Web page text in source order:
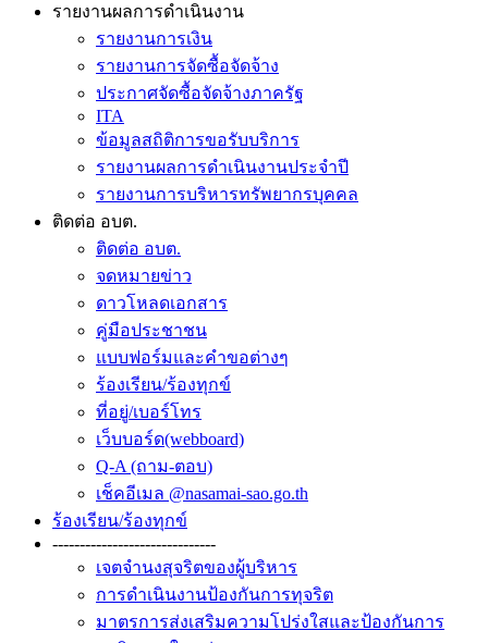
รายงานผลการดำเนินงาน
รายงานการเงิน
รายงานการจัดซื้อจัดจ้าง
ประกาศจัดซื้อจัดจ้างภาครัฐ
ITA
ข้อมูลสถิติการขอรับบริการ
รายงานผลการดำเนินงานประจำปี
รายงานการบริหารทรัพยากรบุคคล
ติดต่อ อบต.
ติดต่อ อบต.
จดหมายข่าว
ดาวโหลดเอกสาร
คู่มือประชาชน
แบบฟอร์มและคำขอต่างๆ
ร้องเรียน/ร้องทุกข์
ที่อยู่/เบอร์โทร
เว็บบอร์ด(webboard)
Q-A (ถาม-ตอบ)
เช็คอีเมล @nasamai-sao.go.th
ร้องเรียน/ร้องทุกข์
---------‐--------------------
เจตจำนงสุจริตของผู้บริหาร
การดำเนินงานป้องกันการทุจริต
มาตรการส่งเสริมความโปร่งใสและป้องกันการ